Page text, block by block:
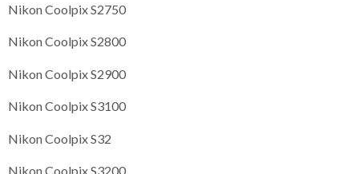
Nikon Coolpix S2750
Nikon Coolpix S2800
Nikon Coolpix S2900
Nikon Coolpix S3100
Nikon Coolpix S32
Nikon Coolpix S3200